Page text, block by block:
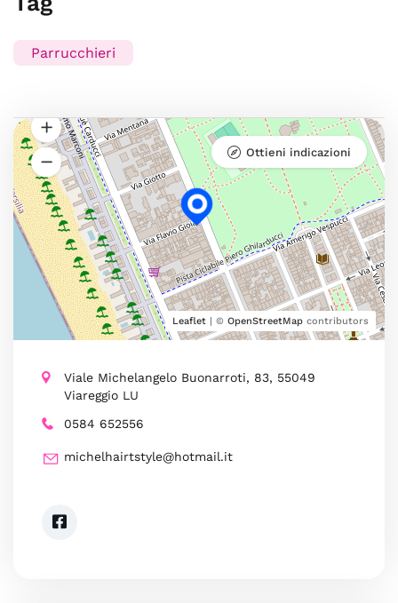
Parrucchieri
Leaflet | © OpenStreetMap contributors
Ottieni indicazioni
Viale Michelangelo Buonarroti, 83, 55049
Viareggio LU
0584 652556
michelhairtstyle@hotmail.it